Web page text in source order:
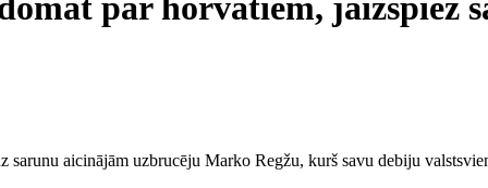
par horvātiem, jāizspiež
aicinājām uzbrucēju Marko Regžu, kurš savu debiju